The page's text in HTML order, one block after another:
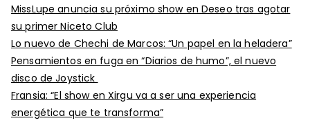
MissLupe anuncia su próximo show en Deseo tras agotar
su primer Niceto Club
Lo nuevo de Chechi de Marcos: “Un papel en la heladera”
Pensamientos en fuga en “Diarios de humo”, el nuevo
disco de Joystick
Fransia: “El show en Xirgu va a ser una experiencia
energética que te transforma”